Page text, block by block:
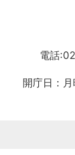
電話
開庁日：